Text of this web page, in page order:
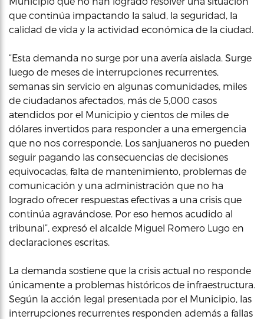
que continúa impactando la salud, la seguridad, la
calidad de vida y la actividad económica de la ciudad.
“Esta demanda no surge por una avería aislada. Surge
luego de meses de interrupciones recurrentes,
semanas sin servicio en algunas comunidades, miles
de ciudadanos afectados, más de 5,000 casos
atendidos por el Municipio y cientos de miles de
dólares invertidos para responder a una emergencia
que no nos corresponde. Los sanjuaneros no pueden
seguir pagando las consecuencias de decisiones
equivocadas, falta de mantenimiento, problemas de
comunicación y una administración que no ha
logrado ofrecer respuestas efectivas a una crisis que
continúa agravándose. Por eso hemos acudido al
tribunal”, expresó el alcalde Miguel Romero Lugo en
declaraciones escritas.
La demanda sostiene que la crisis actual no responde
únicamente a problemas históricos de infraestructura.
Según la acción legal presentada por el Municipio, las
interrupciones recurrentes responden además a fallas